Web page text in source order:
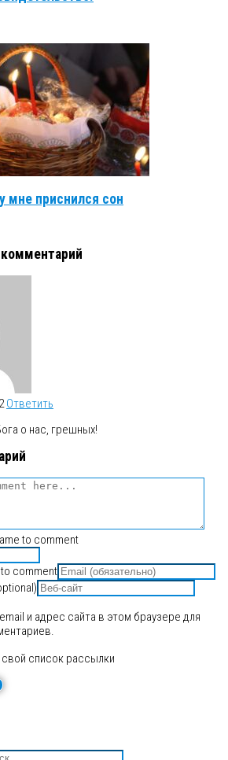
мне приснился сон
Ответить
о нас, грешных!
to comment
comment
и адрес сайта в этом браузере для
список рассылки